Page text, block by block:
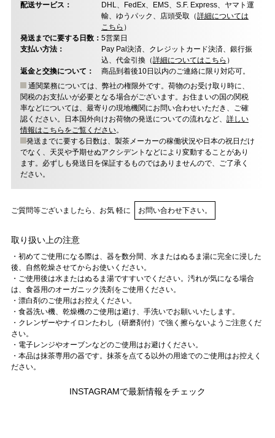
配送サービス：
DHL、FedEx、EMS、S.F. Express、ヤマト運
輸、ゆうパック、店頭受取（詳細については
こちら ）
発送までに要する日数： 5営業日
支払い方法：
Pay Pal決済、クレジットカード決済、銀行振
込、代金引換（詳細についてはこちら ）
返金と交換について：
商品到着後10日以内のご連絡に限り対応可。
通関業務については、弊社の権限外です。荷物のお受け取り時に、
関税のお支払いが必要となる場合がございます。お住まいの国の関税
率などについては、最寄りの現地機関にお問い合わせいただき、ご確
認ください。日本国外向けお荷物の発送についての流れなど、 詳しい
情報はこちらをご覧ください。
発送までに要する日数は、製茶メーカーの稼働状況や日本の祝日だけ
でなく、天災や予期せぬアクシデントなどにより変動することがあり
ます。必ずしも発送日を保証するものではありませんので、ご了承く
ださい。
ご質問等ございましたら、お気 軽に お問い合わせ下さい。
取り扱い上の注意
・初めてご使用になる際は、器を数分間、水またはぬるま湯に完全に浸した
後、自然乾燥させてからお使いください。
・ご使用後は水またはぬるま湯ですすいでください。汚れが気になる場合
は、食器用のオーガニック洗剤をご使用ください。
・漂白剤のご使用はお控えください。
・食器洗い機、乾燥機のご使用は避け、手洗いでお願いいたします。
・クレンザーやナイロンたわし（研磨剤付）で強く擦らないようご注意くだ
さい。
・電子レンジやオーブンなどのご使用はお避けください。
・本品は抹茶専用の器です。抹茶を点てる以外の用途でのご使用はお控えく
ださい。
INSTAGRAMで最新情報をチェック